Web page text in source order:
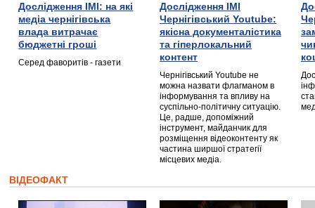
Дослідження ІМІ: на які
медіа чернігівська
влада витрачає
бюджетні гроші
Серед фаворитів - газети
Дослідження ІМІ
Чернігівський Youtube:
якісна документалістика
та гіперлокальний
контент
Чернігівський Youtube не
можна назвати флагманом в
інформування та впливу на
суспільно-політичну ситуацію.
Це, радше, допоміжний
інструмент, майданчик для
розміщення відеоконтенту як
частина ширшої стратегії
місцевих медіа.
ВІДЕОФАКТ